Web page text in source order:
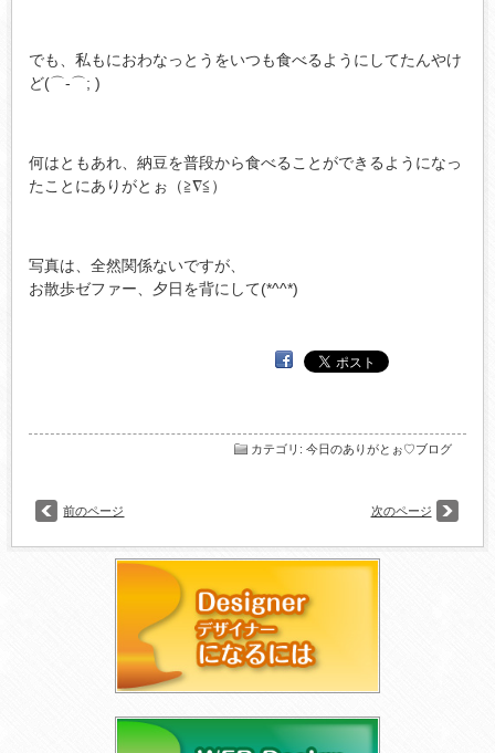
でも、私もにおわなっとうをいつも食べるようにしてたんやけ
ど(⌒-⌒; )
何はともあれ、納豆を普段から食べることができるようになっ
たことにありがとぉ（≧∇≦）
写真は、全然関係ないですが、
お散歩ゼファー、夕日を背にして(*^^*)
カテゴリ : 今日のありがとぉ♡ブログ
前のページ 次のページ